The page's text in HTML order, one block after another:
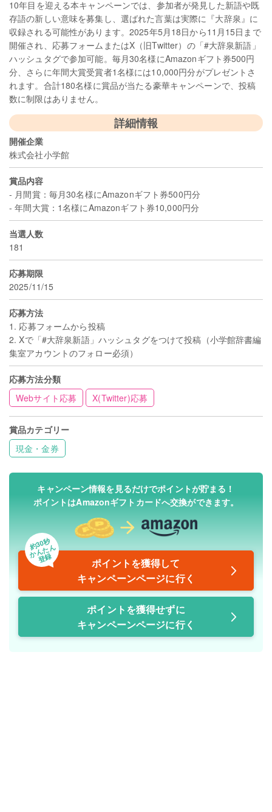
10年目を迎える本キャンペーンでは、参加者が発見した新語や既
存語の新しい意味を募集し、選ばれた言葉は実際に『大辞泉』に
収録される可能性があります。2025年5月18日から11月15日まで
開催され、応募フォームまたはX（旧Twitter）の「#大辞泉新語」
ハッシュタグで参加可能。毎月30名様にAmazonギフト券500円
分、さらに年間大賞受賞者1名様には10,000円分がプレゼントさ
れます。合計180名様に賞品が当たる豪華キャンペーンで、投稿
数に制限はありません。
詳細情報
開催企業
株式会社小学館
賞品内容
- 月間賞：毎月30名様にAmazonギフト券500円分
- 年間大賞：1名様にAmazonギフト券10,000円分
当選人数
181
応募期限
2025/11/15
応募方法
1. 応募フォームから投稿
2. Xで「#大辞泉新語」ハッシュタグをつけて投稿（小学館辞書編
集室アカウントのフォロー必須）
応募方法分類
Webサイト応募
X(Twitter)応募
賞品カテゴリー
現金・金券
キャンペーン情報を見るだけでポイントが貯まる！
ポイントはAmazonギフトカードへ交換ができます。
約30秒
かんたん
登録
ポイントを獲得して
キャンペーンページに行く
ポイントを獲得せずに
キャンペーンページに行く